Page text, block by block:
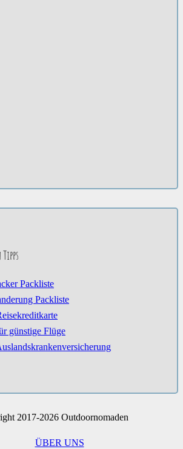
Packliste
Packliste
günstige Flüge
2017-2026 Outdoornomaden
ÜBER UNS